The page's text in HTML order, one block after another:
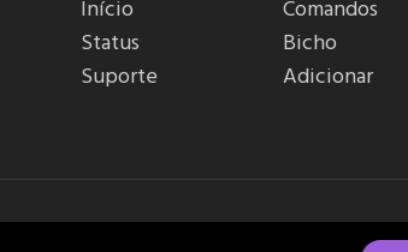
Início Comandos
Status
Bicho
Suporte
Adicionar